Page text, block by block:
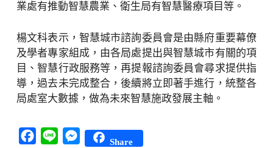
業處有推動智慧農業、衛生局有智慧醫療項目等。
楊文科表示，智慧城市諮詢委員會是由縣府重要幕僚
及學者專家組成，由各局處提出與智慧城市有關的項
目、智慧行政服務等，再提報諮詢委員會尋求提供指
導，過去未完成整合，後續將立即著手進行，統整各
局處室大數據，做為未來智慧施政發展主軸。
Facebook
Line Messenger
Share